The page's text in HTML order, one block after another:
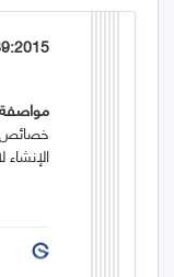
خصائص